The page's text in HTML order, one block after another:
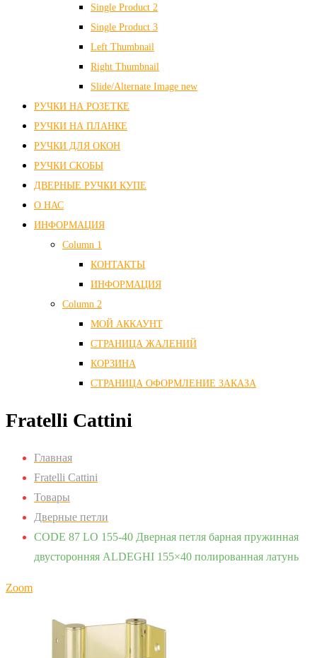
Single Product 2
Single Product 3
Left Thumbnail
Right Thumbnail
Slide/Alternate Image new
РУЧКИ НА РОЗЕТКЕ
РУЧКИ НА ПЛАНКЕ
РУЧКИ ДЛЯ ОКОН
РУЧКИ СКОБЫ
ДВЕРНЫЕ РУЧКИ КУПЕ
О НАС
ИНФОРМАЦИЯ
Column 1
КОНТАКТЫ
ИНФОРМАЦИЯ
Column 2
МОЙ АККАУНТ
СТРАНИЦА ЖАЛЕНИЙ
КОРЗИНА
СТРАНИЦА ОФОРМЛЕНИЕ ЗАКАЗА
Fratelli Cattini
Главная
Fratelli Cattini
Товары
Дверные петли
CODE 87 LO 155-40 Дверная петля барная пружинная
двусторонняя ALDEGHI 155×40 полированная латунь
Zoom